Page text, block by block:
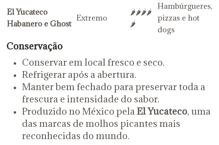
El Yucateco
Habanero e Ghost
Extremo
🌶️🌶️🌶️🌶️
🌶️
Hambúrgueres,
pizzas e hot
dogs
Conservação
Conservar em local fresco e seco.
Refrigerar após a abertura.
Manter bem fechado para preservar toda a
frescura e intensidade do sabor.
Produzido no México pelaEl Yucateco, uma
das marcas de molhos picantes mais
reconhecidas do mundo.